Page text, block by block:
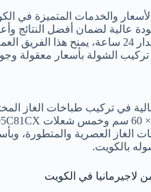
والخدمات المتميزة في
عالية لضمان أفضل النتائج
بأفضل قيمة مقابل المال. مع خدمة
الشولة بأسعار معقولة
في تركيب طباخات الغاز
الغاز العصرية والمتطورة،
بالكويت.